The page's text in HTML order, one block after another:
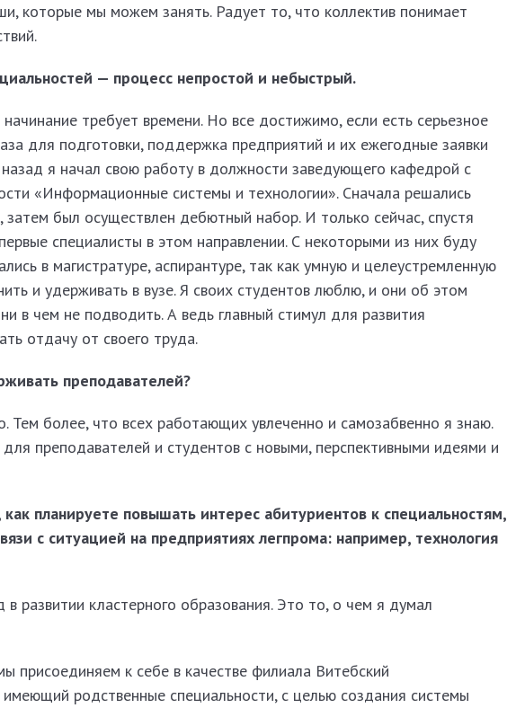
которые мы можем занять. Радует то, что коллектив понимает
— процесс непростой и небыст­рый.
требует времени. Но все достижимо, если есть серьезное
для подготовки, поддерж­ка предприятий и их ежегодные заявки
я начал свою работу в должности заведующего кафедрой с
«Информационные системы и технологии». Сначала решались
был осуществлен дебютный набор. И только сейчас, спустя
специалисты в этом направлении. С некоторыми из них буду
в магистратуре, аспирантуре, так как умную и целеустремленную
и удерживать в вузе. Я своих студентов люблю, и они об этом
в чем не подводить. А ведь главный стимул для развития
отдачу от своего труда.
преподавателей?
Тем более, что всех работающих увлеченно и самозабвенно я знаю.
преподавателей и студентов с новыми, перспективными идеями и
планируете повышать интерес абитуриентов к специальностям,
с ситуацией на предприятиях легпрома: например, технология
развитии кластерного образования. Это то, о чем я думал
присо­единяем к себе в качестве филиала Витебский
родственные специальности, с целью создания системы